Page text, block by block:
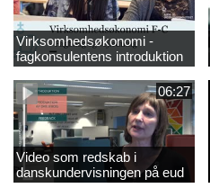
Virksomhedsøkonomi -
fagkonsulentens introduktion
til faget 2
06:27
Video som redskab i
danskundervisningen på eud